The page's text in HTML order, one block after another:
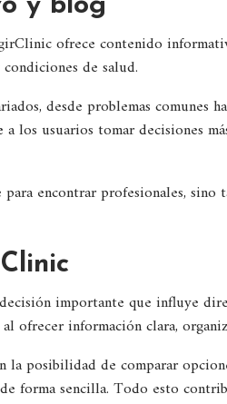
y blog
ofrece contenido
de salud.
desde problemas comunes
los usuarios tomar decisiones
encontrar profesionales, sino
importante que influye
ofrecer información clara,
la posibilidad de comparar
forma sencilla. Todo esto